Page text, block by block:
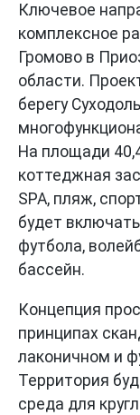
Ключевое
комплексное
Громово в
области.
берегу
На площади
коттеджная
SPA, пляж,
будет
футбола,
бассейн.
Концепция
принципах
лаконичном и
Территория
среда для